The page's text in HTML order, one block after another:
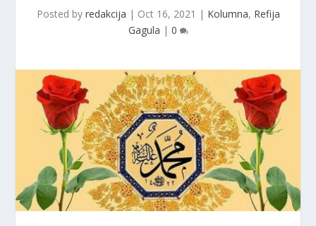
Posted by redakcija | Oct 16, 2021 | Kolumna, Refija
Gagula | 0